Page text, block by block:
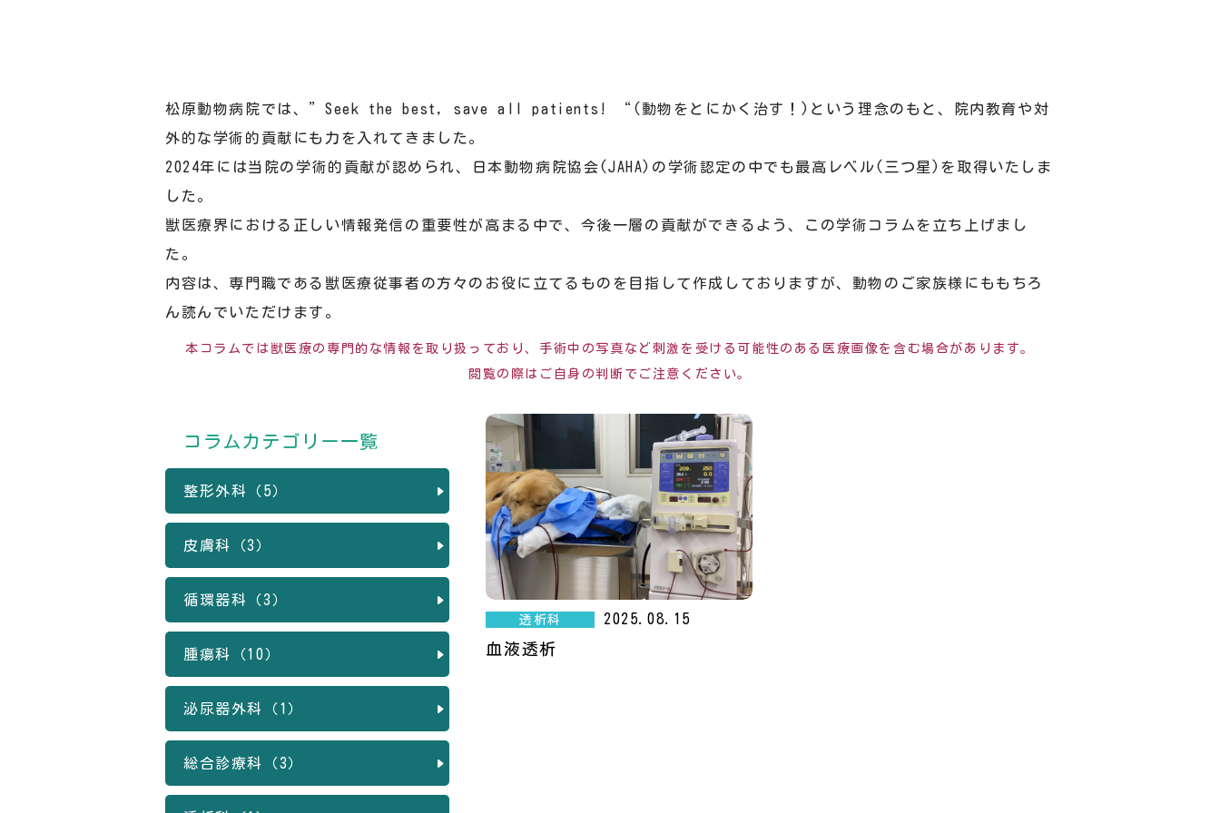
松原動物病院では、”Seek the best, save all patients! “(動物をとにかく治す！)という理念のもと、院内教育や対
外的な学術的貢献にも力を入れてきました。
2024年には当院の学術的貢献が認められ、日本動物病院協会(JAHA)の学術認定の中でも最高レベル(三つ星)を取得いたしま
した。
獣医療界における正しい情報発信の重要性が高まる中で、今後一層の貢献ができるよう、この学術コラムを立ち上げまし
た。
内容は、専門職である獣医療従事者の方々のお役に立てるものを目指して作成しておりますが、動物のご家族様にももちろ
ん読んでいただけます。
本コラムでは獣医療の専門的な情報を取り扱っており、手術中の写真など刺激を受ける可能性のある医療画像を含む場合があります。
閲覧の際はご自身の判断でご注意ください。
コラムカテゴリー一覧
整形外科（5）
皮膚科（3）
循環器科（3）
腫瘍科（10）
泌尿器外科（1）
総合診療科（3）
透析科 2025.08.15
血液透析